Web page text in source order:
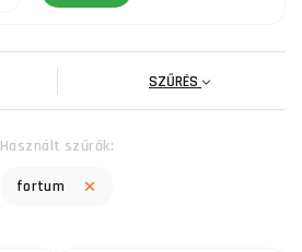
SZŰRÉS
Használt szűrők:
fortum